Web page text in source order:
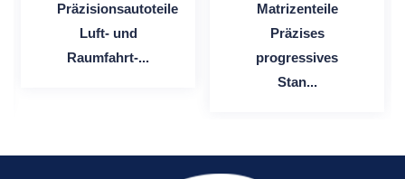
Präzisionsautoteile
Luft- und
Raumfahrt-...
Matrizenteile
Präzises
progressives
Stan...